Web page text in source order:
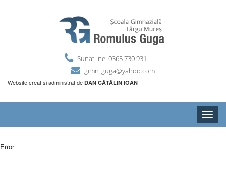
Sunati-ne: 0365 730 931
gimn_guga@yahoo.com
Website creat si administrat de DAN CĂTĂLIN IOAN
Toggle
Error